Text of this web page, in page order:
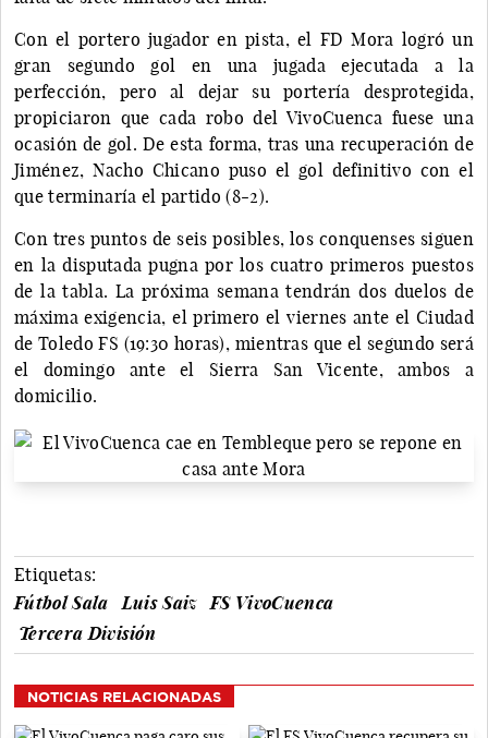
Con el portero jugador en pista, el FD Mora logró un
gran segundo gol en una jugada ejecutada a la
perfección, pero al dejar su portería desprotegida,
propiciaron que cada robo del VivoCuenca fuese una
ocasión de gol. De esta forma, tras una recuperación de
Jiménez, Nacho Chicano puso el gol definitivo con el
que terminaría el partido (8-2).
Con tres puntos de seis posibles, los conquenses siguen
en la disputada pugna por los cuatro primeros puestos
de la tabla. La próxima semana tendrán dos duelos de
máxima exigencia, el primero el viernes ante el Ciudad
de Toledo FS (19:30 horas), mientras que el segundo será
el domingo ante el Sierra San Vicente, ambos a
domicilio.
Etiquetas:
Fútbol Sala
Luis Saiz
FS VivoCuenca
Tercera División
NOTICIAS RELACIONADAS